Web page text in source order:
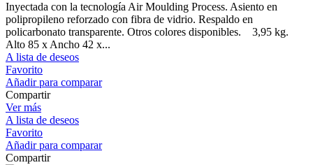
Inyectada con la tecnología Air Moulding Process. Asiento en
polipropileno reforzado con fibra de vidrio. Respaldo en
policarbonato transparente. Otros colores disponibles. 3,95 kg.
Alto 85 x Ancho 42 x...
A lista de deseos
Favorito
Añadir para comparar
Compartir
Ver más
A lista de deseos
Favorito
Añadir para comparar
Compartir